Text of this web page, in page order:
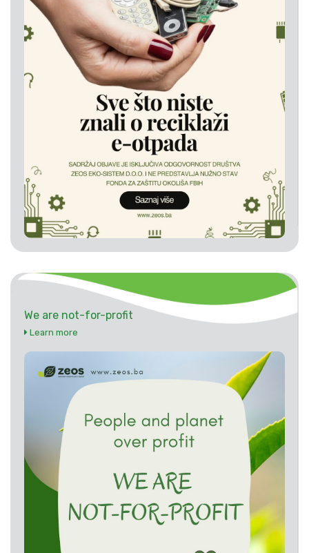
We are not-for-profit
Learn more